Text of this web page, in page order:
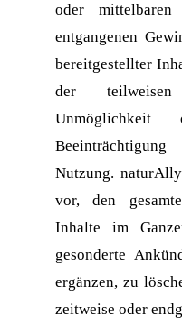
oder mittelbaren
entgangenen
bereitgestellter
der
Nutzung.
vor, den
Inhalte im
gesonderte
ergänzen, zu
zeitweise oder